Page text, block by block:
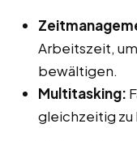
Arbeitszeit,
bewältigen.
Multitasking:
gleichzeitig